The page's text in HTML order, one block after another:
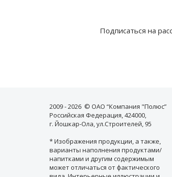
Подписаться на
2009 - 2026 © ОАО “Компания "Полюс”
Российская Федерация, 424000,
г. Йошкар-Ола, ул.Строителей, 95
* Изображения продукции, а также,
варианты наполнения продуктами/
напитками и другим содержимым
может отличаться от фактического